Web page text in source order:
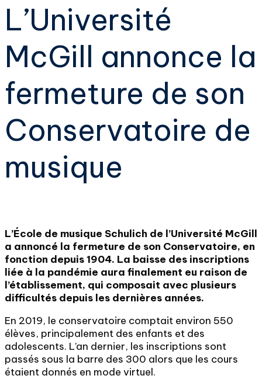
L’Université
McGill annonce la
fermeture de son
Conservatoire de
musique
L’École de musique Schulich de l’Université McGill
a annoncé la fermeture de son Conservatoire, en
fonction depuis 1904. La baisse des inscriptions
liée à la pandémie aura finalement eu raison de
l’établissement, qui composait avec plusieurs
difficultés depuis les dernières années.
En 2019, le conservatoire comptait environ 550
élèves, principalement des enfants et des
adolescents. L’an dernier, les inscriptions sont
passés sous la barre des 300 alors que les cours
étaient donnés en mode virtuel.